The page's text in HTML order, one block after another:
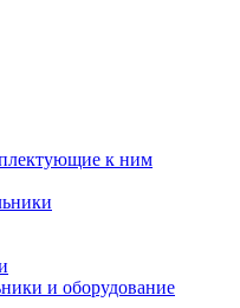
к ним
и оборудование